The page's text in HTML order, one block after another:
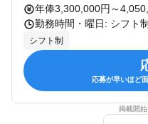
年俸3,300,000円～
シフト制
応募が早いほど
掲載開始